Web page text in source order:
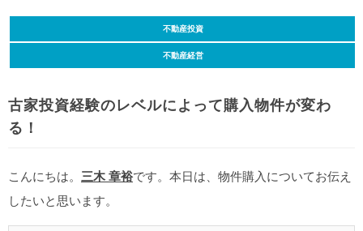
不動産投資
不動産経営
古家投資経験のレベルによって購入物件が変わ
る！
こんにちは。 三木 章裕です。本日は、物件購入についてお伝え
したいと思います。